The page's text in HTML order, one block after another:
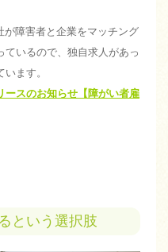
障害者と企業をマッチング
いるので、独自求人があっ
ます。
ースのお知らせ【障がい者雇
という選択肢